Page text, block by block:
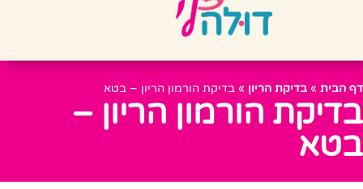
דף הבית » בדיקת הריון » בדיקת הורמון הריון – בטא
בדיקת הורמון הריון –
בטא